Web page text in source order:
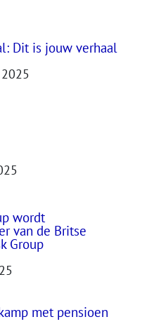
Dit is jouw verhaal
wordt
van de Britse
Group
met pensioen